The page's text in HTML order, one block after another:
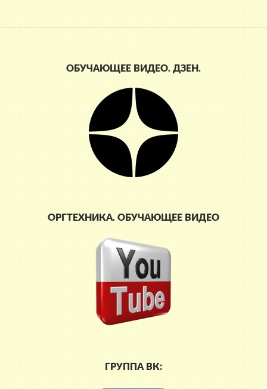
ОБУЧАЮЩЕЕ ВИДЕО. ДЗЕН.
ОРГТЕХНИКА. ОБУЧАЮЩЕЕ ВИДЕО
ГРУППА ВК: